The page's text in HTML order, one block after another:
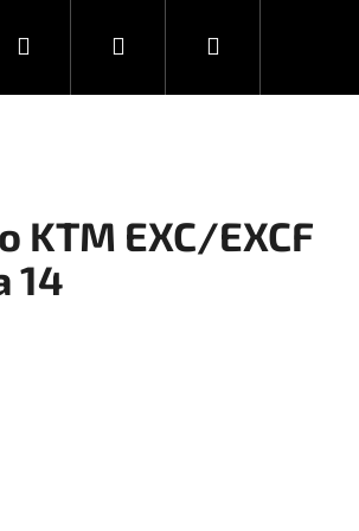
Hledat PřihlášeníNákupní
EXC/EXCF
14